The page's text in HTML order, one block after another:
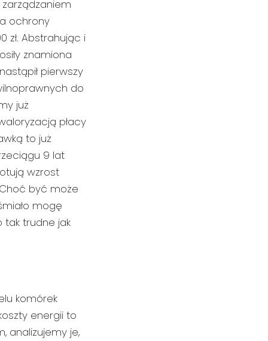
ochrony
zł. Abstrahując i
znamiona
pierwszy
do
już
płacy
to już
9 lat
wzrost
być może
mogę
tak trudne jak
komórek
energii to
analizujemy je,